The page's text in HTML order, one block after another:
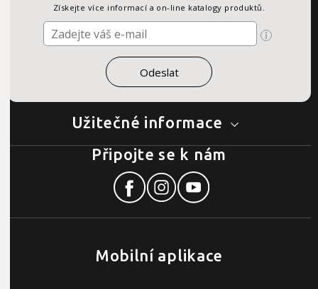
Užitečné informace
Získejte více informací a on-line katalogy produktů.
Mobilní aplikace
Připojte se k nám